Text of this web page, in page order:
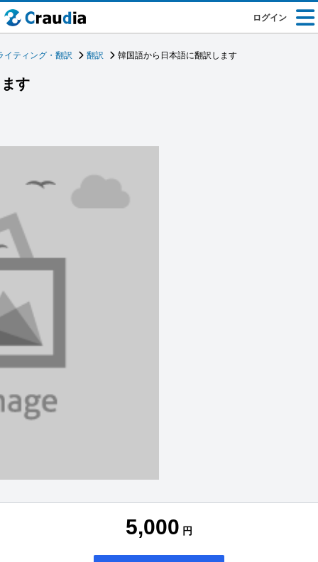
ログイン
イティング・翻訳 翻訳 韓国語から日本語に翻訳します
す
5,000 円